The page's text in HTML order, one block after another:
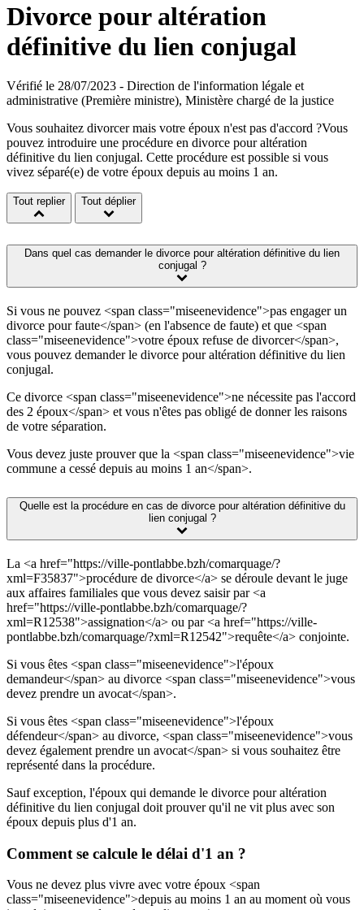
Divorce pour altération
définitive du lien conjugal
Vérifié le 28/07/2023 - Direction de l'information légale et
administrative (Première ministre), Ministère chargé de la justice
Vous souhaitez divorcer mais votre époux n'est pas d'accord ?Vous
pouvez introduire une procédure en divorce pour altération
définitive du lien conjugal. Cette procédure est possible si vous
vivez séparé(e) de votre époux depuis au moins 1 an.
Tout replier Tout déplier
Dans quel cas demander le divorce pour altération définitive du lien
conjugal ?
Si vous ne pouvez <span class="miseenevidence">pas engager un
divorce pour faute</span> (en l'absence de faute) et que <span
class="miseenevidence">votre époux refuse de divorcer</span>,
vous pouvez demander le divorce pour altération définitive du lien
conjugal.
Ce divorce <span class="miseenevidence">ne nécessite pas l'accord
des 2 époux</span> et vous n'êtes pas obligé de donner les raisons
de votre séparation.
Vous devez juste prouver que la <span class="miseenevidence">vie
commune a cessé depuis au moins 1 an</span>.
Quelle est la procédure en cas de divorce pour altération définitive du
lien conjugal ?
La <a href="https://ville-pontlabbe.bzh/comarquage/?
xml=F35837">procédure de divorce</a> se déroule devant le juge
aux affaires familiales que vous devez saisir par <a
href="https://ville-pontlabbe.bzh/comarquage/?
xml=R12538">assignation</a> ou par <a href="https://ville-
pontlabbe.bzh/comarquage/?xml=R12542">requête</a> conjointe.
Si vous êtes <span class="miseenevidence">l'époux
demandeur</span> au divorce <span class="miseenevidence">vous
devez prendre un avocat</span>.
Si vous êtes <span class="miseenevidence">l'époux
défendeur</span> au divorce, <span class="miseenevidence">vous
devez également prendre un avocat</span> si vous souhaitez être
représenté dans la procédure.
Sauf exception, l'époux qui demande le divorce pour altération
définitive du lien conjugal doit prouver qu'il ne vit plus avec son
époux depuis plus d'1 an.
Comment se calcule le délai d'1 an ?
Vous ne devez plus vivre avec votre époux <span
class="miseenevidence">depuis au moins 1 an au moment où vous